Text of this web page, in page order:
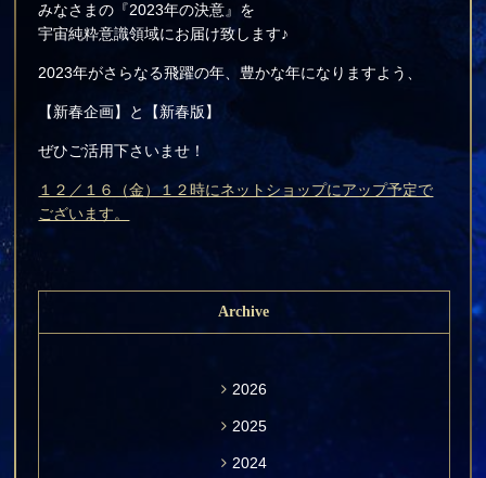
みなさまの『2023年の決意』を
宇宙純粋意識領域にお届け致します♪
2023年がさらなる飛躍の年、豊かな年になりますよう、
【新春企画】と【新春版】
ぜひご活用下さいませ！
１２／１６（金）１２時にネットショップにアップ予定で
ございます。
Archive
2026
2025
2024